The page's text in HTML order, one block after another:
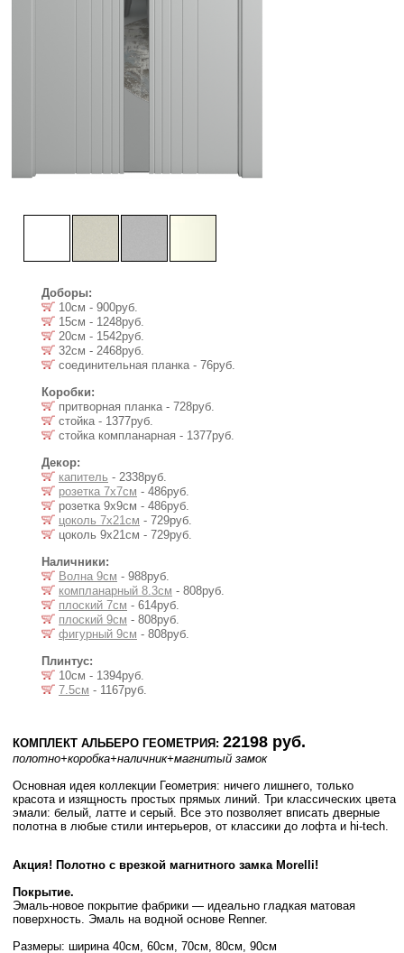
Доборы:
10см - 900руб.
15см - 1248руб.
20см - 1542руб.
32см - 2468руб.
соединительная планка - 76руб.
Коробки:
притворная планка - 728руб.
стойка - 1377руб.
стойка компланарная - 1377руб.
Декор:
капитель - 2338руб.
розетка 7х7см - 486руб.
розетка 9х9см - 486руб.
цоколь 7х21см - 729руб.
цоколь 9х21см - 729руб.
Наличники:
Волна 9см - 988руб.
компланарный 8.3см - 808руб.
плоский 7см - 614руб.
плоский 9см - 808руб.
фигурный 9см - 808руб.
Плинтус:
10см - 1394руб.
7.5см - 1167руб.
КОМПЛЕКТ АЛЬБЕРО ГЕОМЕТРИЯ: 22198 руб.
полотно+коробка+наличник+магнитый замок
Основная идея коллекции Геометрия: ничего лишнего, только
красота и изящность простых прямых линий. Три классических цвета
эмали: белый, латте и серый. Все это позволяет вписать дверные
полотна в любые стили интерьеров, от классики до лофта и hi-tech.
Акция! Полотно с врезкой магнитного замка Morelli!
Покрытие.
Эмаль-новое покрытие фабрики — идеально гладкая матовая
поверхность. Эмаль на водной основе Renner.
Размеры: ширина 40см, 60см, 70см, 80см, 90см